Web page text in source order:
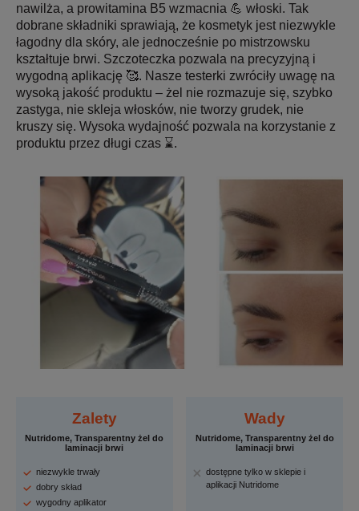
nawilża, a prowitamina B5 wzmacnia 💪 włoski. Tak
dobrane składniki sprawiają, że kosmetyk jest niezwykle
łagodny dla skóry, ale jednocześnie po mistrzowsku
kształtuje brwi. Szczoteczka pozwala na precyzyjną i
wygodną aplikację 🥰. Nasze testerki zwróciły uwagę na
wysoką jakość produktu – żel nie rozmazuje się, szybko
zastyga, nie skleja włosków, nie tworzy grudek, nie
kruszy się. Wysoka wydajność pozwala na korzystanie z
produktu przez długi czas ⌛.
Zalety
Nutridome, Transparentny żel do
laminacji brwi
niezwykle trwały
dobry skład
wygodny aplikator
Wady
Nutridome, Transparentny żel do
laminacji brwi
dostępne tylko w sklepie i
aplikacji Nutridome